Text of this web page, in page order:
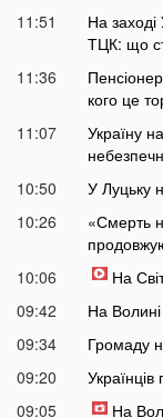
11:51
На
ТЦК: що
11:36
кого це
11:07
Україну
10:50
У Луцьку
10:26
«Смерть
10:06
На
09:42
На
09:34
Громаду
09:20
09:05
На